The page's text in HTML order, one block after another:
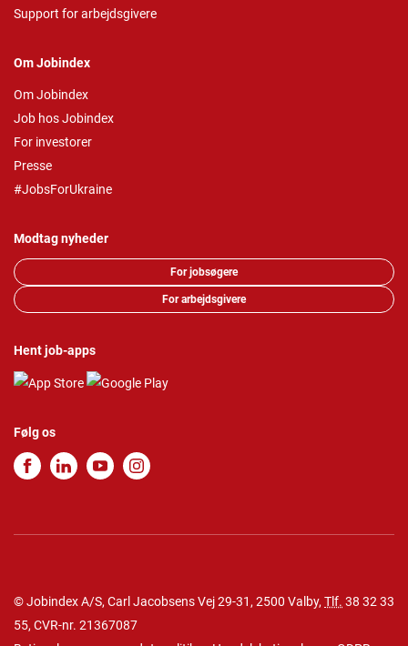
Support for arbejdsgivere
Om Jobindex
Om Jobindex
Job hos Jobindex
For investorer
Presse
#JobsForUkraine
Modtag nyheder
For jobsøgere
For arbejdsgivere
Hent job-apps
Følg os
© Jobindex A/S, Carl Jacobsens Vej 29-31, 2500 Valby, Tlf. 38 32 33
55, CVR-nr. 21367087